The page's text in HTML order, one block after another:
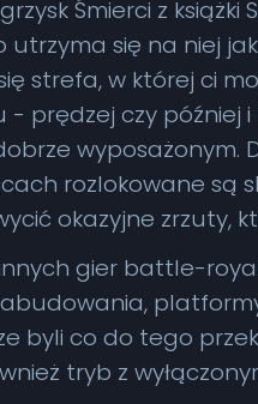
Śmierci z
utrzyma się na niej
strefa, w której ci
prędzej czy później
rozlokowane są
okazyjne zrzuty,
gier battle-
byli co do tego
tryb z